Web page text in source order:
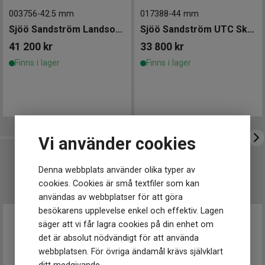
Vi använder cookies
Denna webbplats använder olika typer av
cookies. Cookies är små textfiler som kan
användas av webbplatser för att göra
besökarens upplevelse enkel och effektiv. Lagen
säger att vi får lagra cookies på din enhet om
det är absolut nödvändigt för att använda
webbplatsen. För övriga ändamål krävs självklart
material
Armband
färg
Silver
Baksida
Mönstrad baksida med Diver-logotyp,
urverk
Diameter
42.5 mm
Tjocklek
14 mm
Egenskaper
Vattentät
Vattenskydd
459 m
Glas material
Safir
Glas egenskaper
Antireflex
003756-42.5 mm
Sjöö Sandström Landsort 459m 42,5mm
41 200 kr
Finns i lager
017388-44 mm
Sjöö Sandström UTC Skydiver 44mm
33 800 kr
Finns i lager
UTVALT FÖR DIG